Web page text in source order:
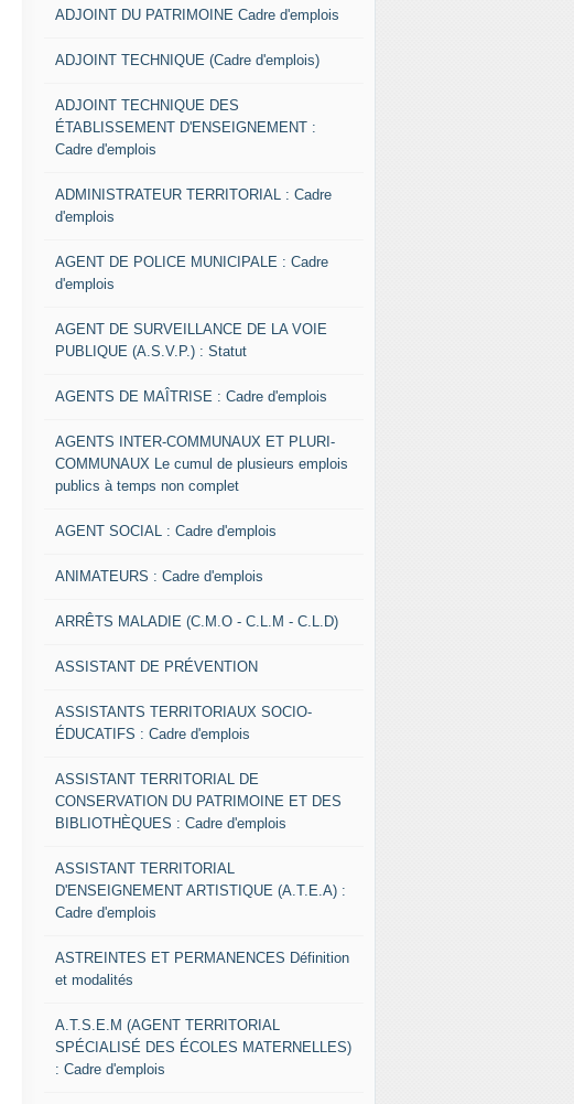
ADJOINT DU PATRIMOINE Cadre d'emplois
ADJOINT TECHNIQUE (Cadre d'emplois)
ADJOINT TECHNIQUE DES
ÉTABLISSEMENT D'ENSEIGNEMENT :
Cadre d'emplois
ADMINISTRATEUR TERRITORIAL : Cadre
d'emplois
AGENT DE POLICE MUNICIPALE : Cadre
d'emplois
AGENT DE SURVEILLANCE DE LA VOIE
PUBLIQUE (A.S.V.P.) : Statut
AGENTS DE MAÎTRISE : Cadre d'emplois
AGENTS INTER-COMMUNAUX ET PLURI-
COMMUNAUX Le cumul de plusieurs emplois
publics à temps non complet
AGENT SOCIAL : Cadre d'emplois
ANIMATEURS : Cadre d'emplois
ARRÊTS MALADIE (C.M.O - C.L.M - C.L.D)
ASSISTANT DE PRÉVENTION
ASSISTANTS TERRITORIAUX SOCIO-
ÉDUCATIFS : Cadre d'emplois
ASSISTANT TERRITORIAL DE
CONSERVATION DU PATRIMOINE ET DES
BIBLIOTHÈQUES : Cadre d'emplois
ASSISTANT TERRITORIAL
D'ENSEIGNEMENT ARTISTIQUE (A.T.E.A) :
Cadre d'emplois
ASTREINTES ET PERMANENCES Définition
et modalités
A.T.S.E.M (AGENT TERRITORIAL
SPÉCIALISÉ DES ÉCOLES MATERNELLES)
: Cadre d'emplois